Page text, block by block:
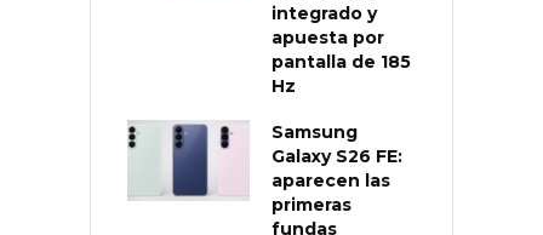
integrado y
apuesta por
pantalla de 185
Hz
Samsung
Galaxy S26 FE:
aparecen las
primeras
fundas